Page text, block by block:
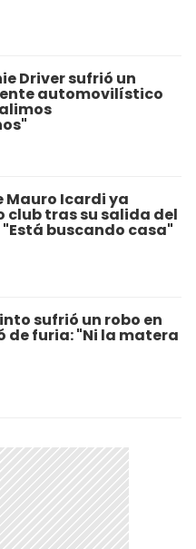
Driver sufrió un
automovilístico
Mauro Icardi ya
club tras su salida del
buscando casa"
sufrió un robo en
de furia: "Ni la matera